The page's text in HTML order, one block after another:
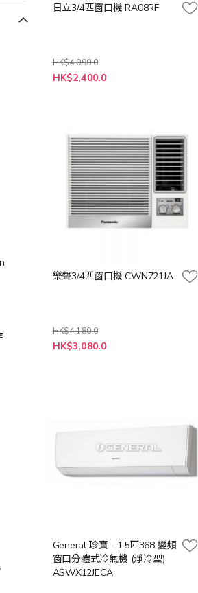
日立3/4匹窗口機 RA08RF
HK$4,090.0
特
殊
HK$2,400.0
樂聲3/4匹窗口機 CWN721JA
HK$4,180.0
特
殊
HK$3,080.0
General 珍寶 - 1.5匹368 變頻
窗口分體式冷氣機 (淨冷型)
ASWX12JECA